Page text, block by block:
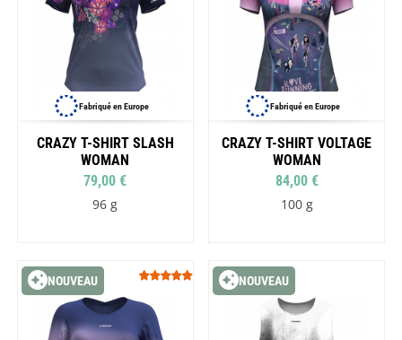
Fabriqué en Europe
CRAZY T-SHIRT SLASH
WOMAN
79,00 €
96 g
Fabriqué en Europe
CRAZY T-SHIRT VOLTAGE
WOMAN
84,00 €
100 g
NOUVEAU NOUVEAU